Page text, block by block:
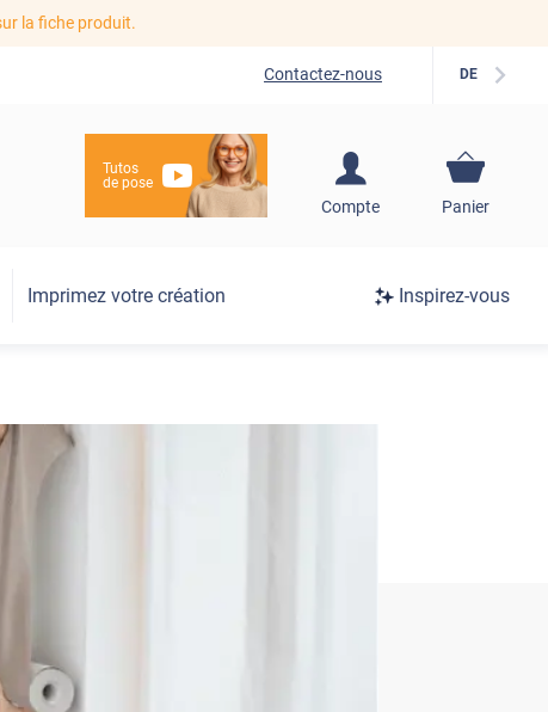
la fiche produit.
Contactez-nous DE
Tutos
de pose
Compte
S'inscrire / Se
Panier
Imprimez votre création Inspirez-vous